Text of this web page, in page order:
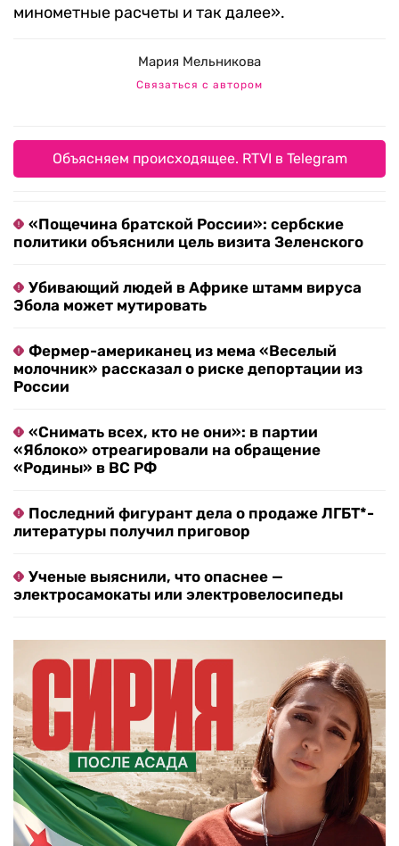
минометные расчеты и так далее».
Мария Мельникова
Связаться с автором
Объясняем происходящее. RTVI в Telegram
«Пощечина братской России»: сербские
политики объяснили цель визита Зеленского
Убивающий людей в Африке штамм вируса
Эбола может мутировать
Фермер-американец из мема «Веселый
молочник» рассказал о риске депортации из
России
«Снимать всех, кто не они»: в партии
«Яблоко» отреагировали на обращение
«Родины» в ВС РФ
Последний фигурант дела о продаже ЛГБТ*-
литературы получил приговор
Ученые выяснили, что опаснее —
электросамокаты или электровелосипеды